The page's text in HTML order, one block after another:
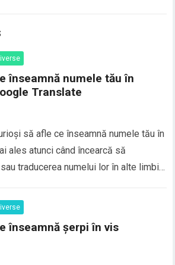
înseamnă numele tău în
Translate
să afle ce înseamnă numele tău în
ales atunci când încearcă să
traducerea numelui lor în alte limbi.
deoarece numele sunt
de identitate personală și, de…
înseamnă șerpi în vis